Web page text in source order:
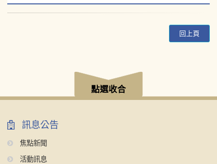
回上頁
點選收合
訊息公告
焦點新聞
活動訊息